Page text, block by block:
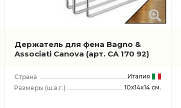
Держатель для фена Bagno &
Associati Canova (арт. CA 170 92)
Италия
(ш.в.г.)
10x14x14 см.